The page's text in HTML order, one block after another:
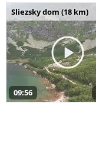
Sliezsky dom (18 km)
09:56